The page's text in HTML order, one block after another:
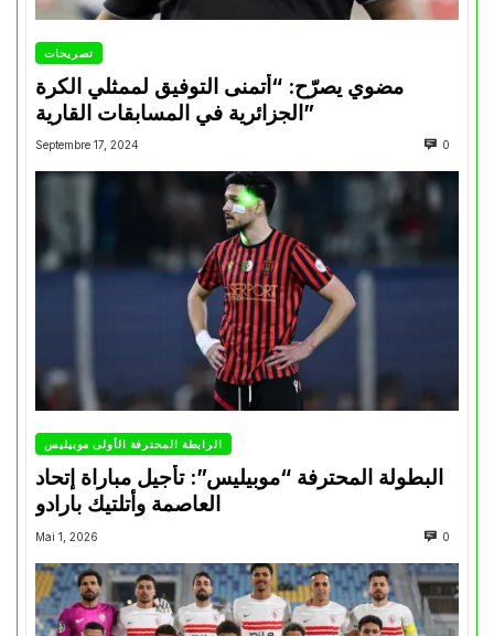
تصريحات
مضوي يصرّح: “أتمنى التوفيق لممثلي الكرة
الجزائرية في المسابقات القارية”
Septembre 17, 2024 0
الرابطة المحترفة الأولى موبيليس
البطولة المحترفة “موبيليس”: تأجيل مباراة إتحاد
العاصمة وأتلتيك بارادو
Mai 1, 2026 0